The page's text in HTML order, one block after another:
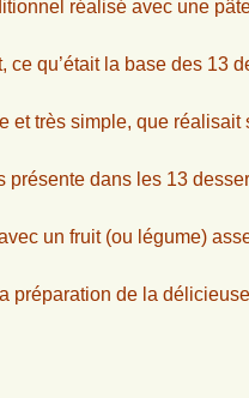
réalisé avec une
qu’était la base des 13
et très simple, que réalisait
présente dans les 13
un fruit (ou légume)
préparation de la